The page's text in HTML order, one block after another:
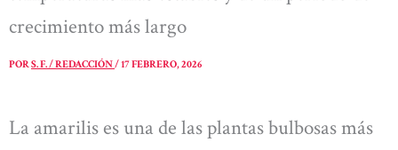
crecimiento más largo
PORS. F. / REDACCIÓN/17 FEBRERO, 2026
La amarilis es una de las plantas bulbosas más